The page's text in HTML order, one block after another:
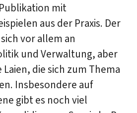
mit
aus der Praxis. Der
vor allem an
und Verwaltung, aber
die sich zum Thema
Insbesondere auf
gibt es noch viel